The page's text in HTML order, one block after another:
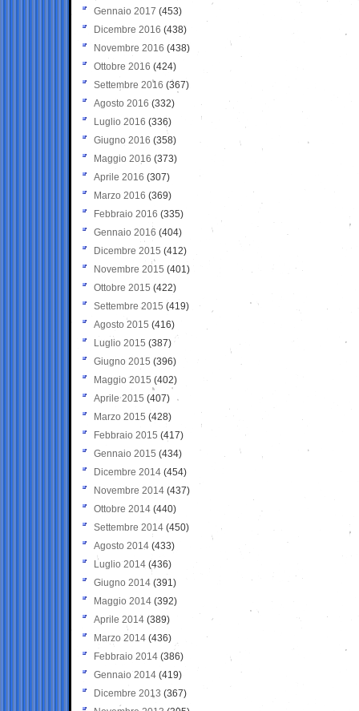
Gennaio 2017 (453)
Dicembre 2016 (438)
Novembre 2016 (438)
Ottobre 2016 (424)
Settembre 2016 (367)
Agosto 2016 (332)
Luglio 2016 (336)
Giugno 2016 (358)
Maggio 2016 (373)
Aprile 2016 (307)
Marzo 2016 (369)
Febbraio 2016 (335)
Gennaio 2016 (404)
Dicembre 2015 (412)
Novembre 2015 (401)
Ottobre 2015 (422)
Settembre 2015 (419)
Agosto 2015 (416)
Luglio 2015 (387)
Giugno 2015 (396)
Maggio 2015 (402)
Aprile 2015 (407)
Marzo 2015 (428)
Febbraio 2015 (417)
Gennaio 2015 (434)
Dicembre 2014 (454)
Novembre 2014 (437)
Ottobre 2014 (440)
Settembre 2014 (450)
Agosto 2014 (433)
Luglio 2014 (436)
Giugno 2014 (391)
Maggio 2014 (392)
Aprile 2014 (389)
Marzo 2014 (436)
Febbraio 2014 (386)
Gennaio 2014 (419)
Dicembre 2013 (367)